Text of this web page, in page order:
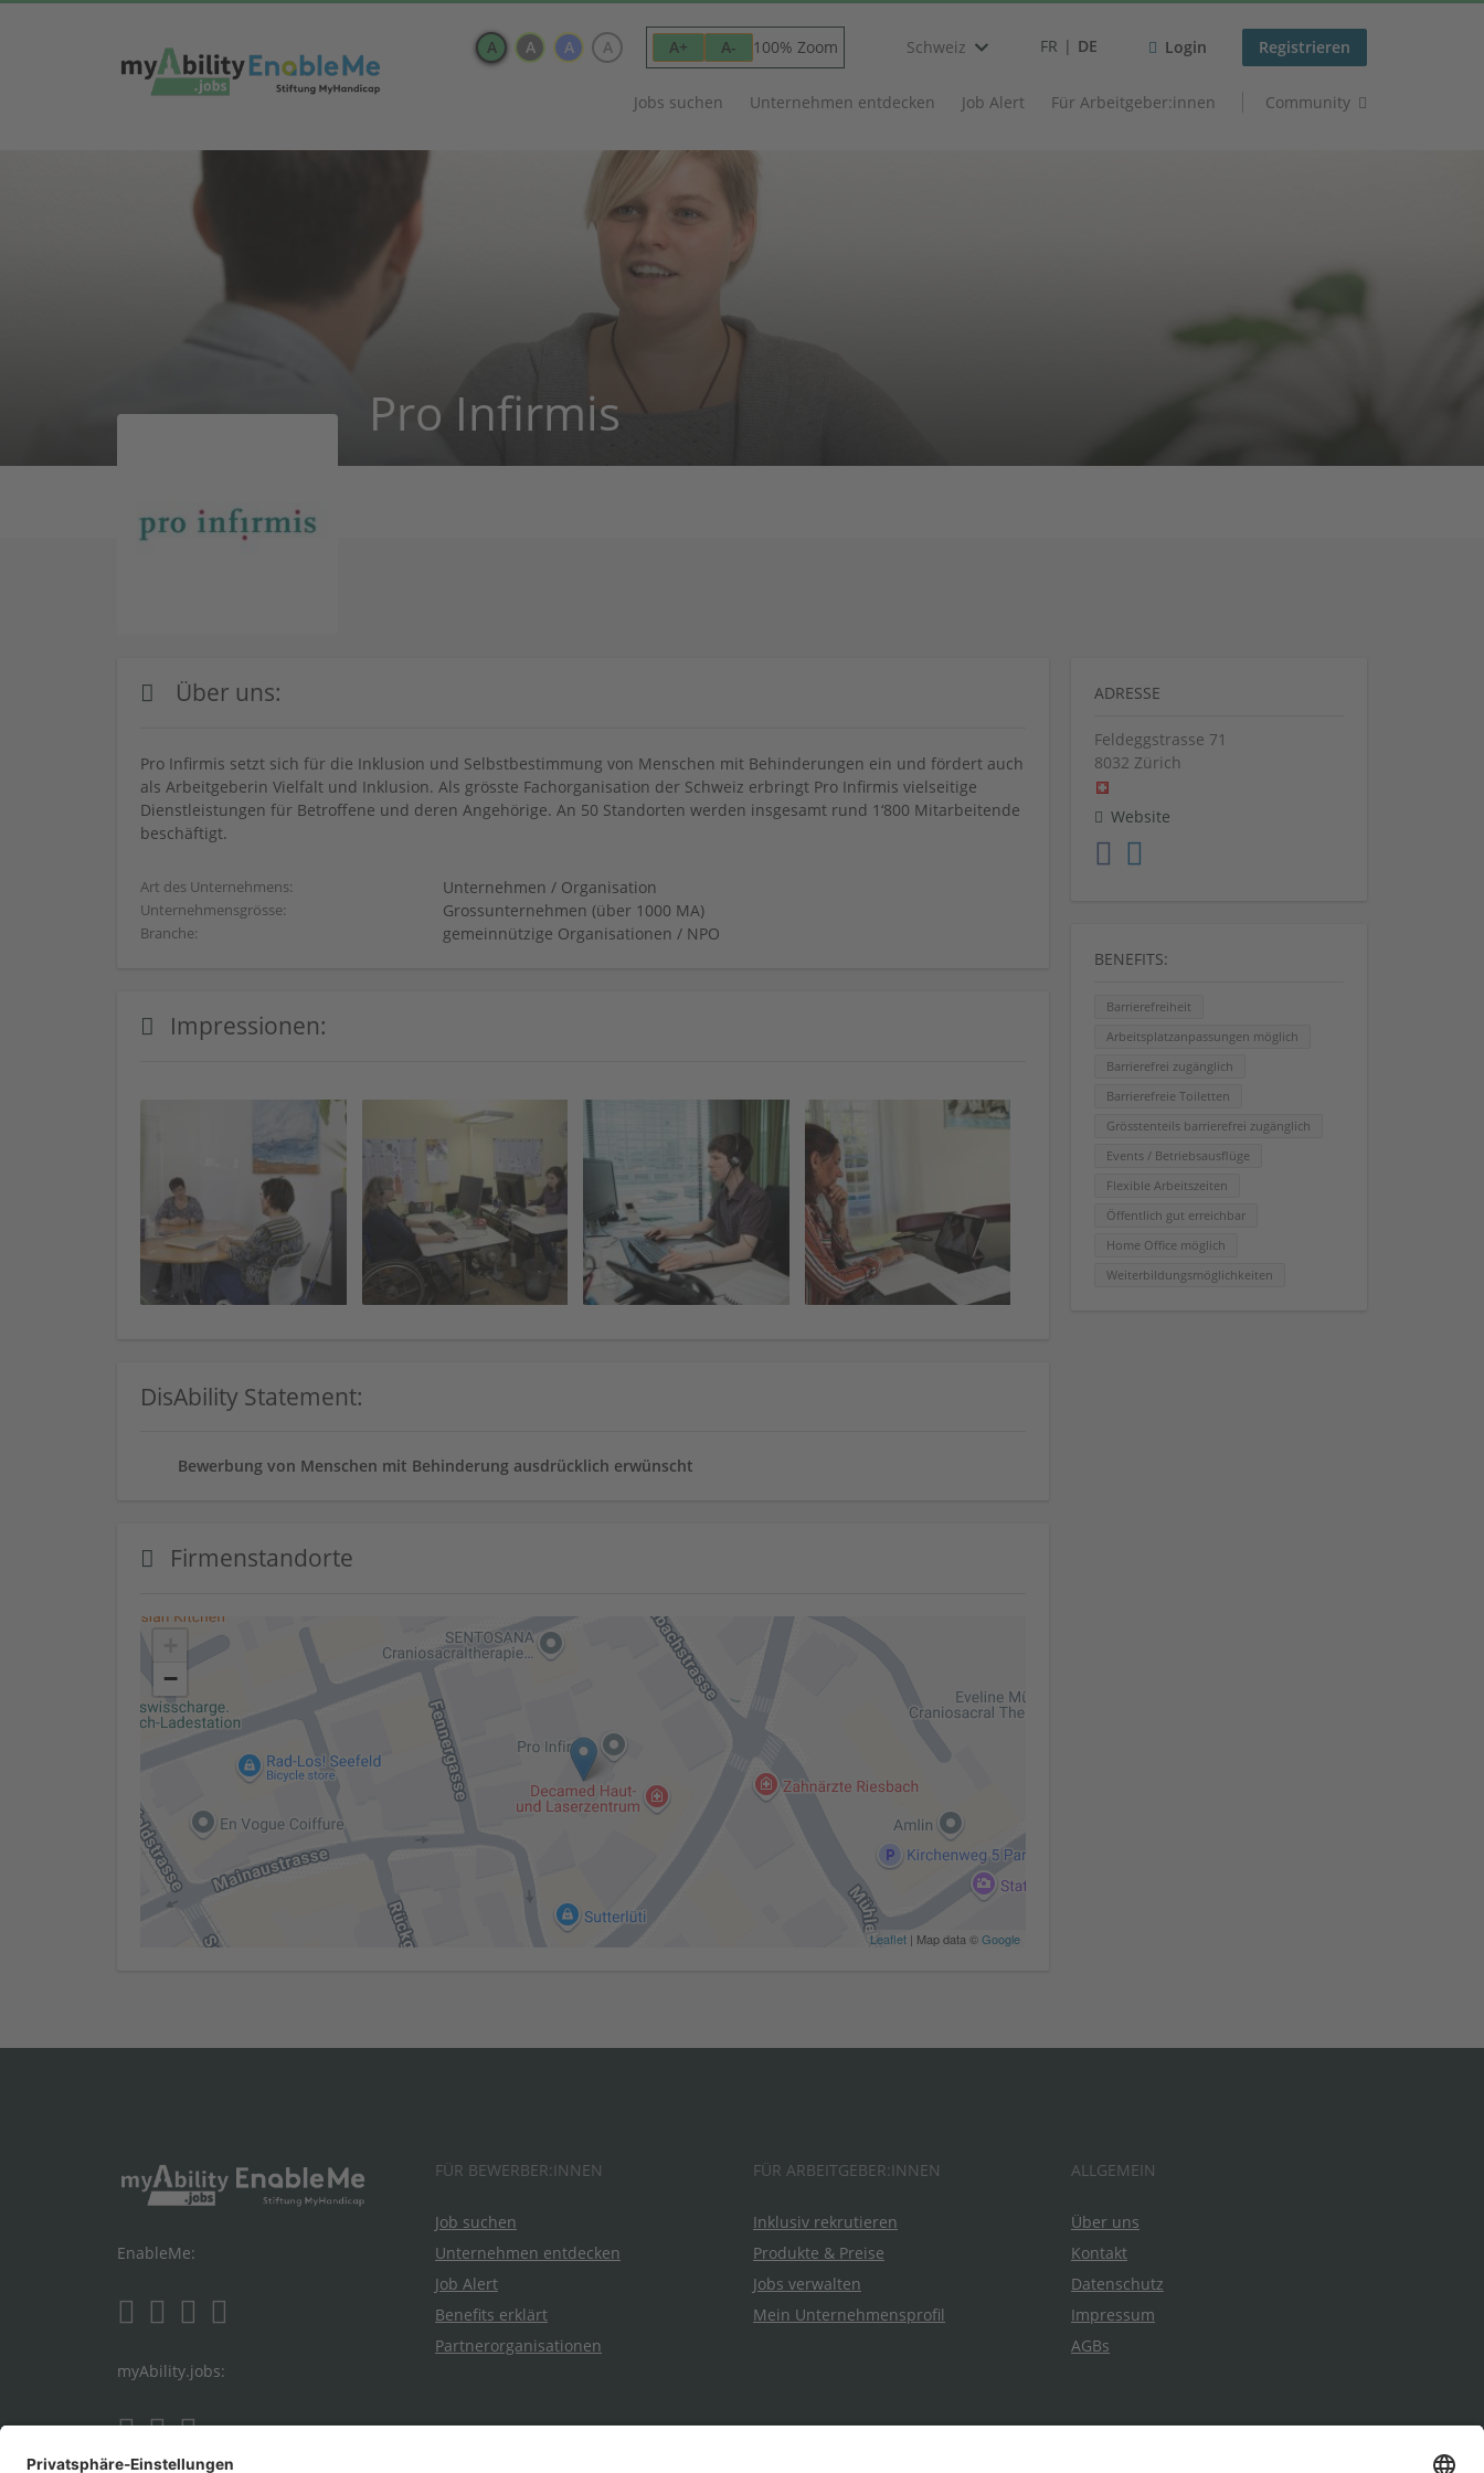
A A A A A+ A- 100% Zoom Schweiz FR DE Login Registrieren
Jobs suchen Unternehmen entdecken Job Alert Für Arbeitgeber:innen Community
Pro Infirmis
Über uns:
Pro Infirmis setzt sich für die Inklusion und Selbstbestimmung von Menschen mit Behinderungen ein und fördert auch
als Arbeitgeberin Vielfalt und Inklusion. Als grösste Fachorganisation der Schweiz erbringt Pro Infirmis vielseitige
Dienstleistungen für Betroffene und deren Angehörige. An 50 Standorten werden insgesamt rund 1‘800 Mitarbeitende
beschäftigt.
Art des Unternehmens: Unternehmen / Organisation
Unternehmensgrösse: Grossunternehmen (über 1000 MA)
Branche: gemeinnützige Organisationen / NPO
Impressionen:
DisAbility Statement:
Bewerbung von Menschen mit Behinderung ausdrücklich erwünscht
Firmenstandorte
−
Leaflet | Map data ©Google
ADRESSE
Feldeggstrasse 71
8032 Zürich
Website
BENEFITS:
Barrierefreiheit
Arbeitsplatzanpassungen möglich
Barrierefrei zugänglich
Barrierefreie Toiletten
Grösstenteils barrierefrei zugänglich
Events / Betriebsausflüge
Flexible Arbeitszeiten
Öffentlich gut erreichbar
Home Office möglich
Weiterbildungsmöglichkeiten
EnableMe:
myAbility.jobs:
FÜR BEWERBER:INNEN
Job suchen
Unternehmen entdecken
Job Alert
Benefits erklärt
Partnerorganisationen
FÜR ARBEITGEBER:INNEN
Inklusiv rekrutieren
Produkte & Preise
Jobs verwalten
Mein Unternehmensprofil
ALLGEMEIN
Über uns
Kontakt
Datenschutz
Impressum
AGBs